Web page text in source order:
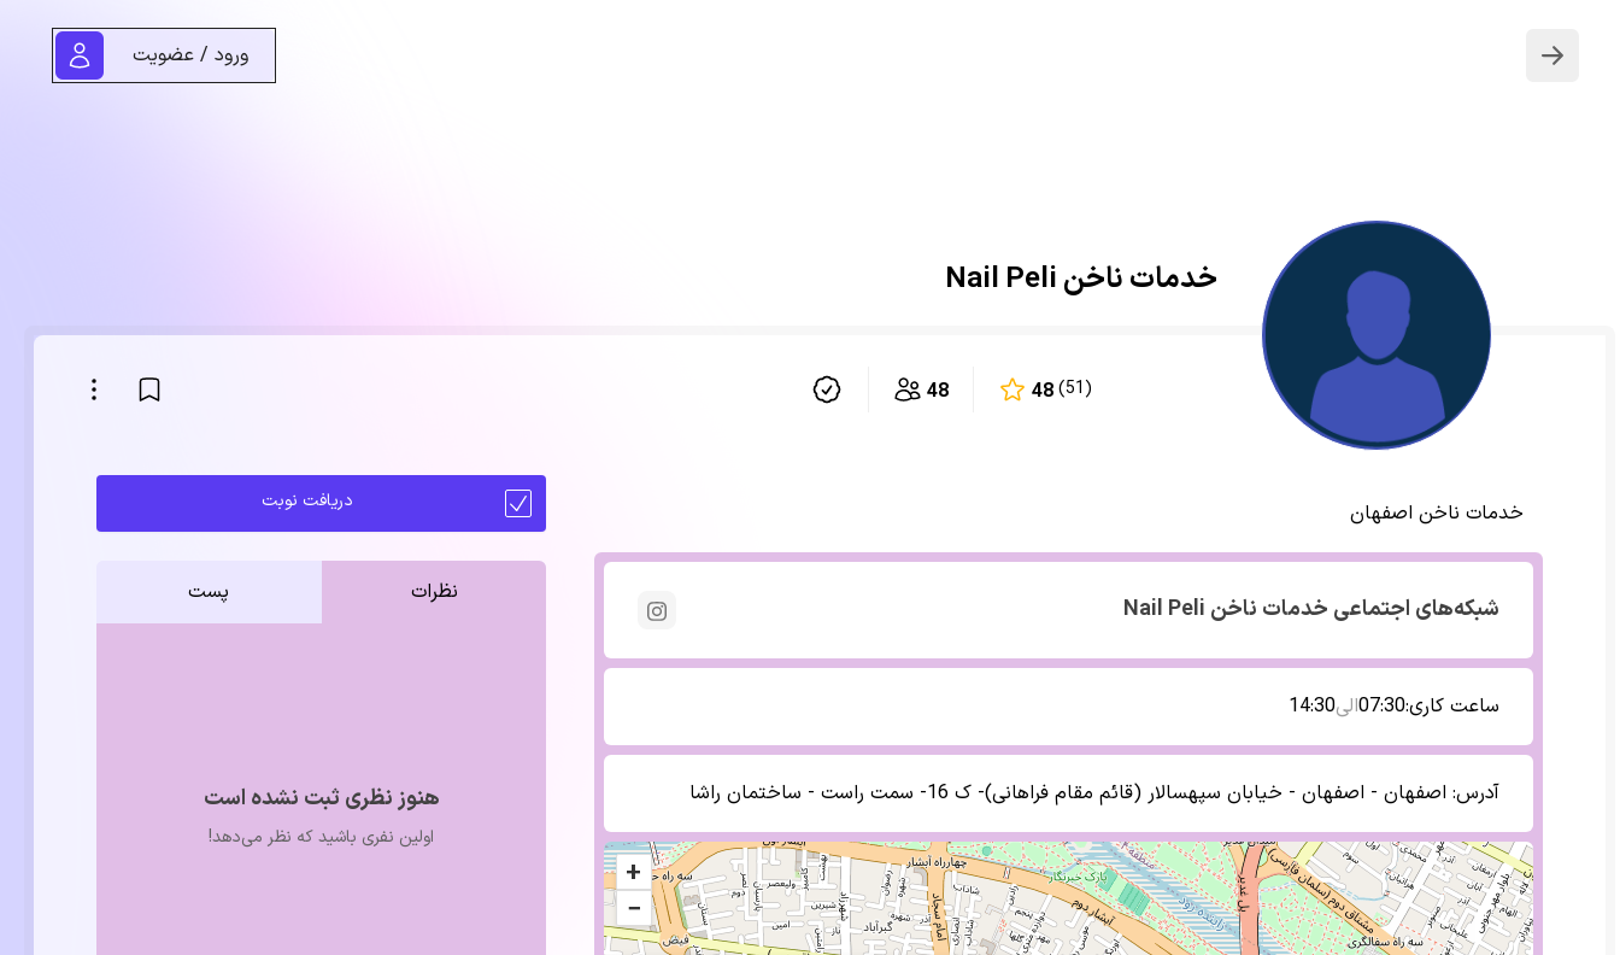
بازگشت ورود / عضویت
خدمات ناخن Nail Peli
48 (51)
48
خدمات ناخن اصفهان
شبکه‌های اجتماعی خدمات ناخن Nail Peli
ساعت کاری:07:30الی14:30
آدرس: اصفهان - اصفهان - خیابان سپهسالار (قائم مقام فراهانی)- ک 16- سمت راست - ساختمان راشا
+
−
دریافت نوبت
نظرات پست
هنوز نظری ثبت نشده است
اولین نفری باشید که نظر می‌دهد!